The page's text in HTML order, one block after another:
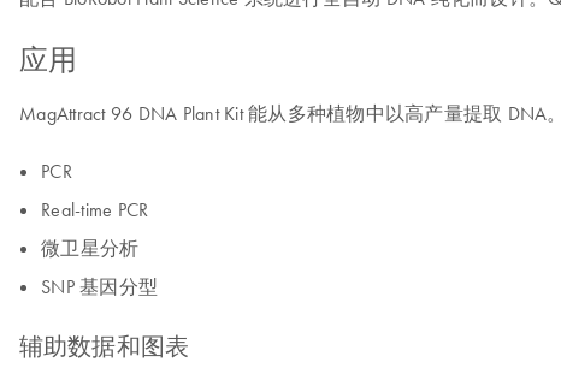
应用
MagAttract 96 DNA Plant Kit 能从多种植物中以高产量提取
PCR
Real-time PCR
微卫星分析
SNP 基因分型
辅助数据和图表